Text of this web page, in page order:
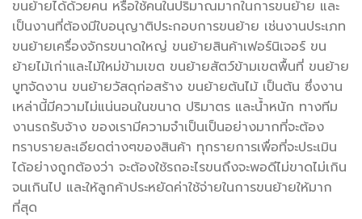
ขนย้ายได้ด้วยคน หรือใช้คนในปริมาณมากในการขนย้าย และ
เป็นงานที่ต้องมีใบอนุญาติประกอบการขนย้าย เช่นงานประเภท
ขนย้ายเครื่องจักรขนาดใหญ่ ขนย้ายสินค้าเฟอร์นิเจอร์ ขน
ย้ายไม้เก่าและไม้ใหม่ข้ามเขต ขนย้ายสัตว์ข้ามเขตพื้นที่ ขนย้าย
บูทจัดงาน ขนย้ายวัสดุก่อสร้าง ขนย้ายต้นไม้ เป็นต้น ซึ่งงาน
เหล่านี้มีความไม่แน่นอนในขนาด ปริมาตร และน้ำหนัก ทางทีม
งานรถรับจ้าง ของเรามีความจำเป็นเป็นอย่างมากที่จะต้อง
ทราบรายละเอียดต่างๆของสินค้า ทุกรายการเพื่อที่จะประเมิน
ได้อย่างถูกต้องว่า จะต้องใช้รถอะไรขนถึงจะพอดีไม่ขาดไม่เกิน
จนเกินไป และให้ลูกค้าประหยัดค่าใช้จ่ายในการขนย้ายให้มาก
ที่สุด